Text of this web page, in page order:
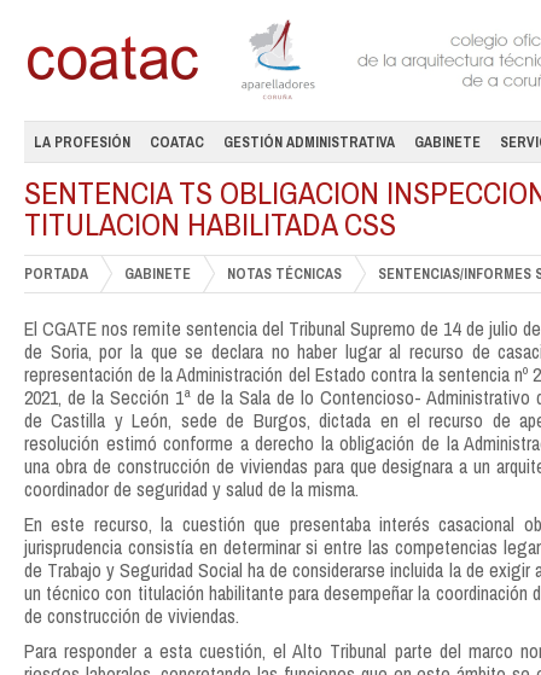
LA PROFESIÓN COATAC GESTIÓN ADMINISTRATIVA GABINETE
SENTENCIA TS OBLIGACION
TITULACION HABILITADA CSS
PORTADA GABINETE NOTAS TÉCNICAS SENTENCIAS/INFORMES
El CGATE nos remite sentencia del Tribunal Supremo de 14 de julio
de Soria, por la que se declara no haber lugar al recurso de
representación de la Administración del Estado contra la sentencia nº
2021, de la Sección 1ª de la Sala de lo Contencioso- Administrativo
de Castilla y León, sede de Burgos, dictada en el recurso de
resolución estimó conforme a derecho la obligación de la
una obra de construcción de viviendas para que designara a un
coordinador de seguridad y salud de la misma.
En este recurso, la cuestión que presentaba interés casacional
jurisprudencia consistía en determinar si entre las competencias
de Trabajo y Seguridad Social ha de considerarse incluida la de
un técnico con titulación habilitante para desempeñar la coordinación
de construcción de viviendas.
Para responder a esta cuestión, el Alto Tribunal parte del marco